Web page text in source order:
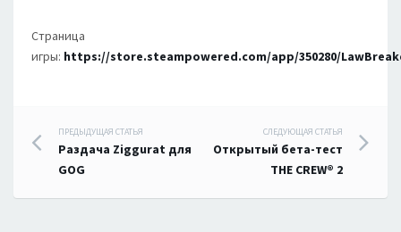
Страница
игры: https://store.steampowered.com/app/350280/
Навигация
по
записям
ПРЕДЫДУЩАЯ СТАТЬЯ
Раздача Ziggurat для
GOG
СЛЕДУЮЩАЯ СТАТЬЯ
Открытый бета-тест
THE CREW® 2